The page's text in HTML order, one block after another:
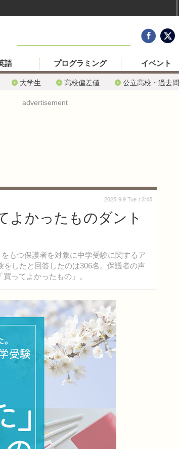
大学生 高校偏差値 公立高校・過去問
語 プログラミング イベント
advertisement
よかったものダント
もつ保護者を対象に中学受験に関するア
したと回答したのは306名。保護者の声
ってよかったもの」。
2025.9.9 Tue 13:45